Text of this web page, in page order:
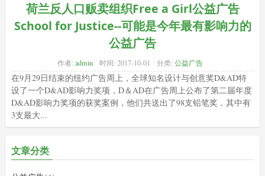
荷兰反人口贩卖组织Free a Girl公益广告
School for Justice--可能是今年最有影响力的
公益广告
作者: admin 时间: 2017-10-01 分类: 公益广告
在9月29日结束的纽约广告周上，全球知名设计与创意奖D&AD特
设了一个D&AD影响力奖项，D＆AD在广告周上公布了第二届年度
D&AD影响力奖项的获奖案例，他们共送出了98支铅笔奖，其中有
3支最大...
文章分类